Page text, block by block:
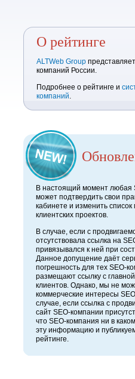
О рейтинге
ALTWeb Group
компаний России.
Подробнее о рейтинге и
компаний.
В настоящий момент любая
может подтвердить свои
кабинете и изменить
клиентских проектов.
В случае, если с
отсутствовала ссылка на
привязывался к ней при
Данное допущение даёт
погрешность для тех SEO-
размещают ссылку с
клиентов. Однако, мы не
коммерческие интересы
случае, если ссылка с
сайт SEO-компании
что SEO-компания ни в
эту информацию и
рейтинге.